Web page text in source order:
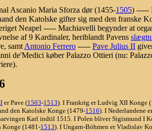
Ascanio Maria Sforza dør (1455-1505) -----
den Katolske gifter sig med den franske
Neapel ----- Machiavelli begynder at
af 9 Kardinaler, heriblandt Pavens
samt Antonio Ferrero ----- Pave Julius II
de'Medici køber Palazzo Ottieri (nu:
er Pave (1503-1513). I Frankrig er Ludvig XII Konge
den Katolske Konge (1479-1516). I Nederlandene
Karl indtil 1515. I Polen bliver Sigismund I
Konge (1481-1513). I Ungarn-Böhmen er Vladislav